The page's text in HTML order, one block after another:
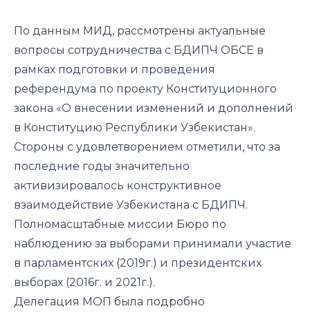
По данным МИД, рассмотрены актуальные
вопросы сотрудничества с БДИПЧ ОБСЕ в
рамках подготовки и проведения
референдума по проекту Конституционного
закона «О внесении изменений и дополнений
в Конституцию Республики Узбекистан».
Стороны с удовлетворением отметили, что за
последние годы значительно
активизировалось конструктивное
взаимодействие Узбекистана с БДИПЧ.
Полномасштабные миссии Бюро по
наблюдению за выборами принимали участие
в парламентских (2019г.) и президентских
выборах (2016г. и 2021г.).
Делегация МОП была подробно